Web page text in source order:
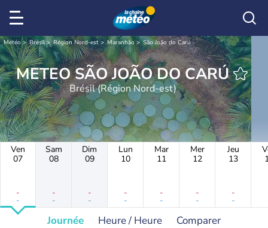
Météo Brésil Région Nord-est Maranhão São João do Carú
METEO SÃO JOÃO DO CARÚ
Brésil (Région Nord-est)
Ven
07
-
-
Sam
08
-
-
Dim
09
-
-
Lun
10
-
-
Mar
11
-
-
Mer
12
-
-
Jeu
13
-
-
Journée Heure / Heure Comparer